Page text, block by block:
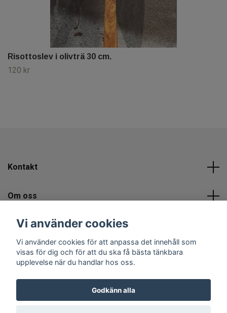
Risottoslev i olivträ 30 cm.
120 kr
Kontakt
Om oss
Sociala medier
Vi använder cookies
Vi använder cookies för att anpassa det innehåll som
visas för dig och för att du ska få bästa tänkbara
upplevelse när du handlar hos oss.
Godkänn alla